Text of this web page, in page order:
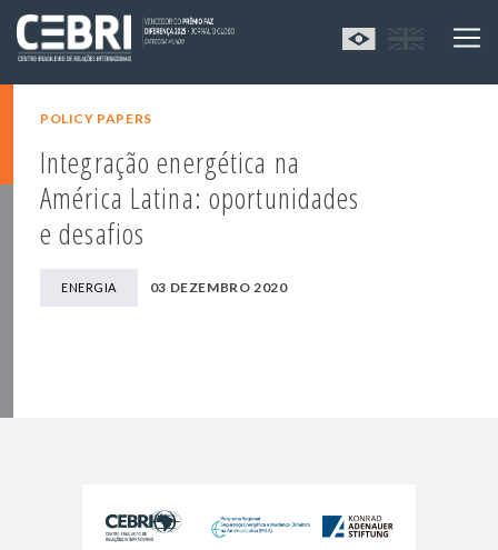
POLICY PAPERS
Integração energética na
América Latina: oportunidades
e desafios
ENERGIA 03 DEZEMBRO 2020